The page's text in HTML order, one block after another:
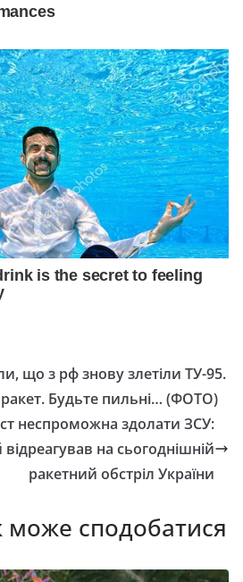
що з рф знову злетіли ТУ-95.
Будьте пильні… (ФОТО)
неспроможна здолати ЗСУ:
на сьогоднішній
ракетний обстріл України
сподобатися